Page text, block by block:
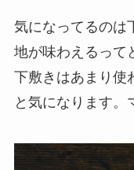
気になってるのは
地が味わえるって
下敷きはあまり使
と気になります。